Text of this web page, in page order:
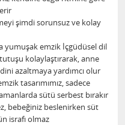
şimdi sorunsuz ve kolay
yumuşak emzik İçgüdüsel dil
kolaylaştırarak, anne
azaltmaya yardımcı olur
tasarımımız, sadece
sütü serbest bırakır
bebeğiniz beslenirken süt
israfı olmaz